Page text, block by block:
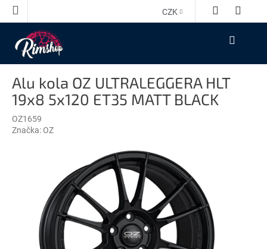
Přejít
CZK
NÁKUPNÍ
Alu kola OZ ULTRALEGGERA HLT
19x8 5x120 ET35 MATT BLACK
OZ1659
Značka: OZ